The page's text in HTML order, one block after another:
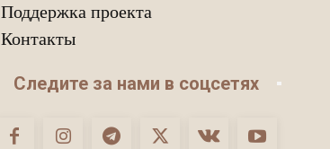
Поддержка проекта
Контакты
Следите за нами в соцсетях